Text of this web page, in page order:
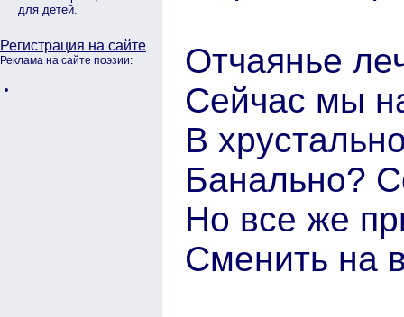
для детей.
Регистрация на сайте
Реклама на сайте поэзии:
Отчаянье
Сейчас мы
В
Банально?
Но все же
Сменить на